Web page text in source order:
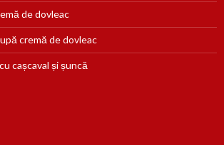
de dovleac
cremă de dovleac
cașcaval și șuncă